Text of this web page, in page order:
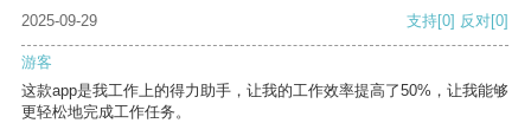
2025-09-29 支持[0] 反对[0]
游客
这款app是我工作上的得力助手，让我的工作效率提高了50%，让我能够
更轻松地完成工作任务。